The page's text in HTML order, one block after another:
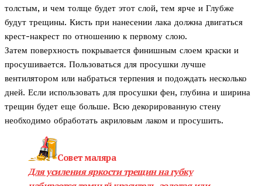
толстым, и чем толще будет этот слой, тем ярче и Глубже
будут трещины. Кисть при нанесении лака должна двигаться
крест-накрест по отношению к первому слою.
Затем поверхность покрывается финишным слоем краски и
просушивается. Пользоваться для просушки лучше
вентилятором или набраться терпения и подождать несколько
дней. Если использовать для просушки фен, глубина и ширина
трещин будет еще больше. Всю декорированную стену
необходимо обработать акриловым лаком и просушить.
Совет маляра
Для усиления яркости трещин на губку